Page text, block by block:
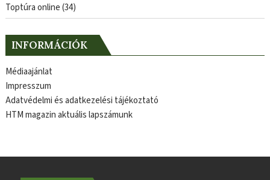
Toptúra online(34)
INFORMÁCIÓK
Médiaajánlat
Impresszum
Adatvédelmi és adatkezelési tájékoztató
HTM magazin aktuális lapszámunk